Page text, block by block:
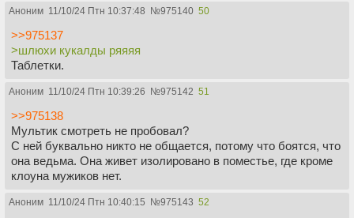
Аноним 11/10/24 Птн 10:37:48 №975140 50
>>975137
>шлюхи кукалды ряяяя
Таблетки.
Аноним 11/10/24 Птн 10:39:26 №975142 51
>>975138
Мультик смотреть не пробовал?
С ней буквально никто не общается, потому что боятся, что
она ведьма. Она живет изолировано в поместье, где кроме
клоуна мужиков нет.
Аноним 11/10/24 Птн 10:40:15 №975143 52